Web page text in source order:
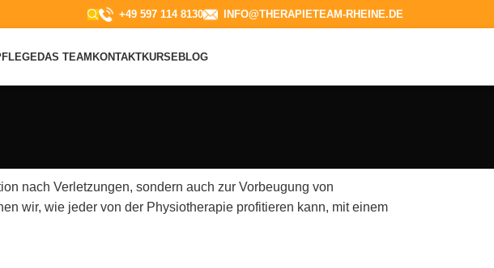
+49 597 114 8130​ INFO@THERAPIETEAM-RHEINE.DE
DAS TEAMKONTAKTKURSEBLOG
nach Verletzungen, sondern auch zur Vorbeugung von
wir, wie jeder von der Physiotherapie profitieren kann, mit einem